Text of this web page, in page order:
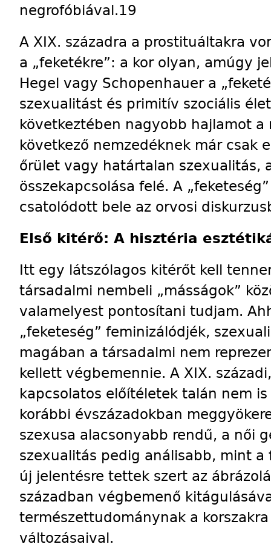
negrofóbiával.19
A XIX. századra a prostituáltakra
a „feketékre”: a kor olyan, amúgy
Hegel vagy Schopenhauer a
szexualitást és primitív szociális
következtében nagyobb hajlamot a
következő nemzedéknek már csak
őrület vagy határtalan szexualitás,
összekapcsolása felé. A
csatolódott bele az orvosi
Első kitérő: A hisztéria
Itt egy látszólagos kitérőt kell
társadalmi nembeli „másságok”
valamelyest pontosítani tudjam.
„feketeség” feminizálódjék,
magában a társadalmi nem
kellett végbemennie. A XIX.
kapcsolatos előítéletek talán nem
korábbi évszázadokban
szexusa alacsonyabb rendű, a női
szexualitás pedig análisabb, mint
új jelentésre tettek szert az
században végbemenő
természettudománynak a
változásaival.